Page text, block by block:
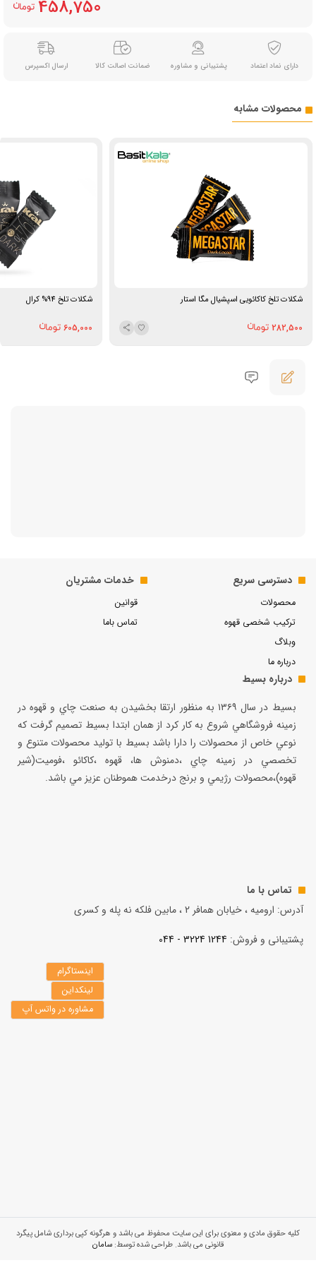
458,750
دارای نماد اعتماد پشتیبانی و مشاوره ضمانت اصالت کالا ارسال اکسپرس
محصولات مشابه
شکلات تلخ کاکائویی اسپشیال مگا استار
282,500
شکلات تلخ 94% کرال
605,000
دسترسی سریع
محصولات
ترکیب شخصی قهوه
وبلاگ
درباره ما
خدمات مشتریان
قوانین
تماس باما
درباره بسیط
بسيط در سال ۱۳۶۹ به منظور ارتقا بخشيدن به صنعت چاي و قهوه در
زمينه فروشگاهي شروع به كار كرد از همان ابتدا بسيط تصميم گرفت كه
نوعي خاص از محصولات را دارا باشد بسيط با توليد محصولات متنوع و
تخصصي در زمينه چاي ،دمنوش ها، قهوه ،كاكائو ،فوميت(شير
قهوه)،محصولات رژيمي و برنج درخدمت هموطنان عزيز مي باشد.
تماس با ما
آدرس: ارومیه ، خیابان همافر 2 ، مابين فلكه نه پله و کسری
پشتیبانی و فروش: 1244 3224 - 044
اینستاگرام
لینکداین
مشاوره در واتس آپ
کلیه حقوق مادی و معنوی برای این سایت محفوظ می باشد و هرگونه کپی برداری شامل پیگرد
قانونی می باشد. طراحی شده توسط:سامان